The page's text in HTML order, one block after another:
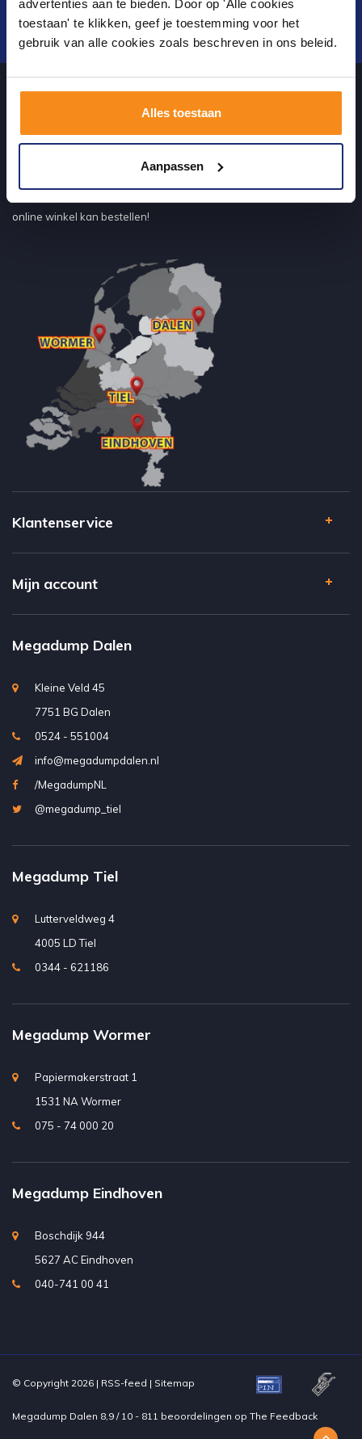
advertenties aan te bieden. Door op 'Alle cookies
toestaan' te klikken, geef je toestemming voor het
gebruik van alle cookies zoals beschreven in ons beleid.
Alles toestaan
Aanpassen
Verstuur
uw sanitairwinkel in Dalen waar u niet alleen in onze showroom
terecht kunt voor badkamertegels en sanitair, maar ook via de
online winkel kan bestellen!
Klantenservice
Mijn account
Megadump Dalen
Kleine Veld 45
7751 BG Dalen
0524 - 551004
info@megadumpdalen.nl
/MegadumpNL
@megadump_tiel
Megadump Tiel
Lutterveldweg 4
4005 LD Tiel
0344 - 621186
Megadump Wormer
Papiermakerstraat 1
1531 NA Wormer
075 - 74 000 20
Megadump Eindhoven
Boschdijk 944
5627 AC Eindhoven
040-741 00 41
© Copyright 2026 | RSS-feed | Sitemap
Megadump Dalen 8,9 / 10 - 811 beoordelingen op The Feedback